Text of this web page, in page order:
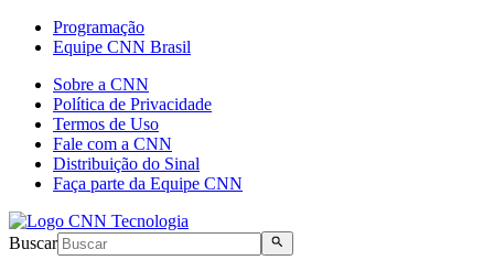
Programação
Equipe CNN Brasil
Sobre a CNN
Política de Privacidade
Termos de Uso
Fale com a CNN
Distribuição do Sinal
Faça parte da Equipe CNN
Buscar